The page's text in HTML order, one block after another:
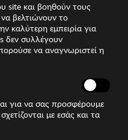
site και βοηθούν τους
βελτιώνουν το
καλύτερη εμπειρία για
δεν συλλέγουν
να αναγνωριστεί η
για να σας προσφέρουμε
με εσάς και τα